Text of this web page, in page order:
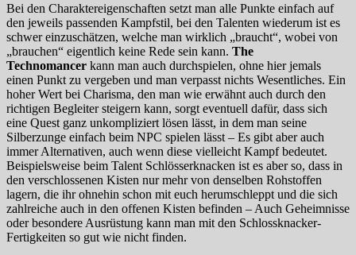
Bei den Charaktereigenschaften setzt man alle Punkte einfach auf
den jeweils passenden Kampfstil, bei den Talenten wiederum ist es
schwer einzuschätzen, welche man wirklich „braucht“, wobei von
„brauchen“ eigentlich keine Rede sein kann. The
Technomancer kann man auch durchspielen, ohne hier jemals
einen Punkt zu vergeben und man verpasst nichts Wesentliches. Ein
hoher Wert bei Charisma, den man wie erwähnt auch durch den
richtigen Begleiter steigern kann, sorgt eventuell dafür, dass sich
eine Quest ganz unkompliziert lösen lässt, in dem man seine
Silberzunge einfach beim NPC spielen lässt – Es gibt aber auch
immer Alternativen, auch wenn diese vielleicht Kampf bedeutet.
Beispielsweise beim Talent Schlösserknacken ist es aber so, dass in
den verschlossenen Kisten nur mehr von denselben Rohstoffen
lagern, die ihr ohnehin schon mit euch herumschleppt und die sich
zahlreiche auch in den offenen Kisten befinden – Auch Geheimnisse
oder besondere Ausrüstung kann man mit den Schlossknacker-
Fertigkeiten so gut wie nicht finden.